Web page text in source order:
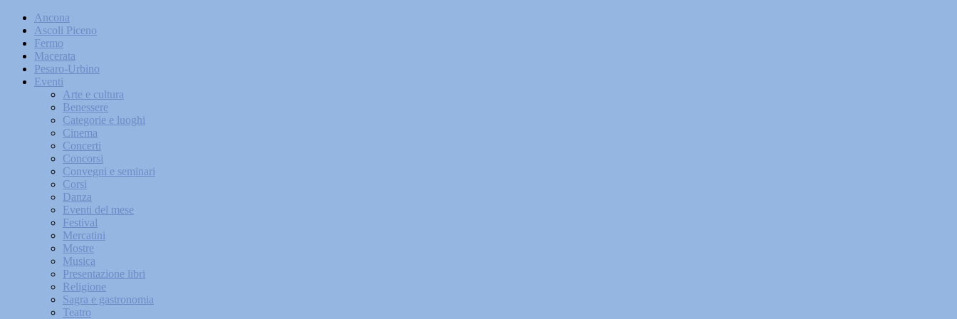
Ancona
Ascoli Piceno
Fermo
Macerata
Pesaro-Urbino
Eventi
Arte e cultura
Benessere
Categorie e luoghi
Cinema
Concerti
Concorsi
Convegni e seminari
Corsi
Danza
Eventi del mese
Festival
Mercatini
Mostre
Musica
Presentazione libri
Religione
Sagra e gastronomia
Teatro